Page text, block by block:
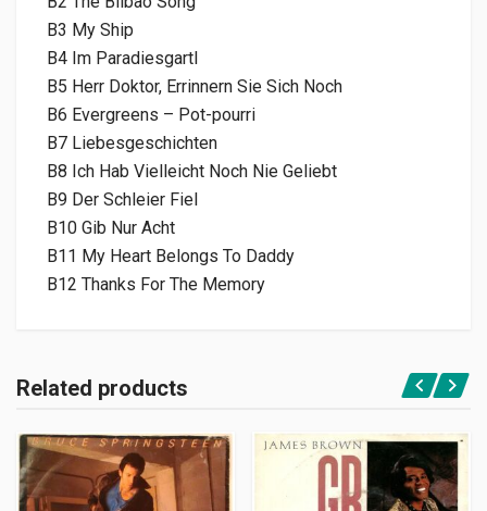
B3 My Ship
B4 Im Paradiesgartl
B5 Herr Doktor, Errinnern Sie Sich Noch
B6 Evergreens – Pot-pourri
B7 Liebesgeschichten
B8 Ich Hab Vielleicht Noch Nie Geliebt
B9 Der Schleier Fiel
B10 Gib Nur Acht
B11 My Heart Belongs To Daddy
B12 Thanks For The Memory
Related products